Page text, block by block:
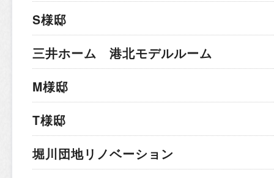
S様邸
三井ホーム 港北モデルルーム
M様邸
T様邸
堀川団地リノベーション